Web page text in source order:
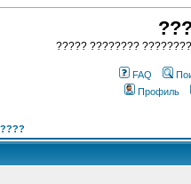
????? ????????
FAQ
Профиль